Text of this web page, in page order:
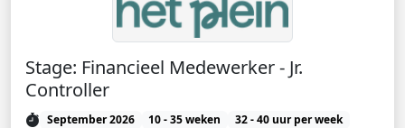
Stage: Financieel Medewerker - Jr.
Controller
September 2026 10 - 35 weken
32 - 40 uur per week